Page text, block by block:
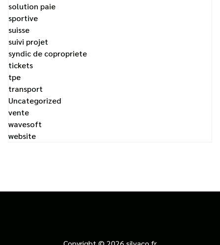
solution paie
sportive
suisse
suivi projet
syndic de copropriete
tickets
tpe
transport
Uncategorized
vente
wavesoft
website